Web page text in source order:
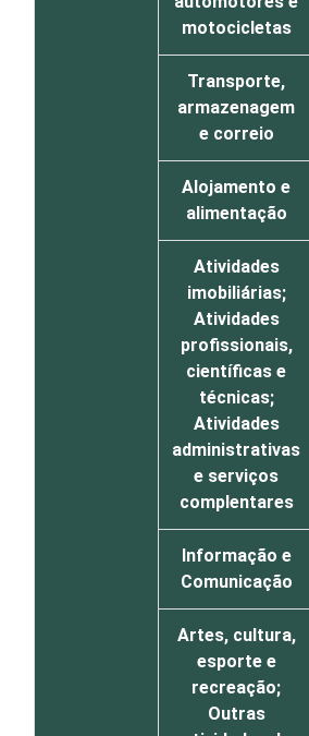
motocicletas
Transporte,
armazenagem
e correio
Alojamento e
alimentação
Atividades
imobiliárias;
Atividades
profissionais,
científicas e
técnicas;
Atividades
administrativas
e serviços
complentares
Informação e
Comunicação
Artes, cultura,
esporte e
recreação;
Outras